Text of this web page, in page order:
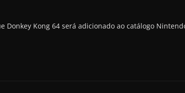
Donkey Kong 64 será adicionado ao catálogo